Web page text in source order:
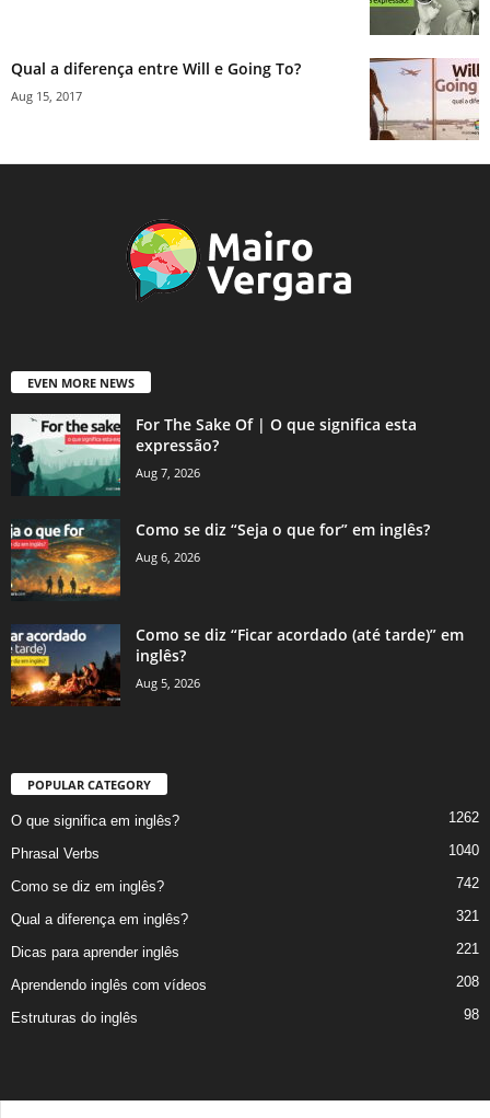
Qual a diferença entre Will e Going To?
Aug 15, 2017
EVEN MORE NEWS
For The Sake Of | O que significa esta
expressão?
Aug 7, 2026
Como se diz “Seja o que for” em inglês?
Aug 6, 2026
Como se diz “Ficar acordado (até tarde)” em
inglês?
Aug 5, 2026
POPULAR CATEGORY
O que significa em inglês? 1262
Phrasal Verbs 1040
Como se diz em inglês? 742
Qual a diferença em inglês? 321
Dicas para aprender inglês 221
Aprendendo inglês com vídeos 208
Estruturas do inglês 98